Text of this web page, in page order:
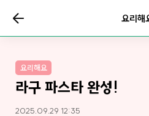
요리해
요리해요
라구 파스타 완성!
2025.09.29 12:35